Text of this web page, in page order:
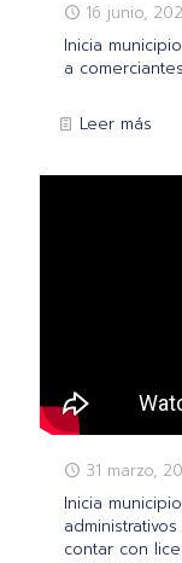
16 junio,
Inicia
a
Leer más
31 marzo,
Inicia
contar con